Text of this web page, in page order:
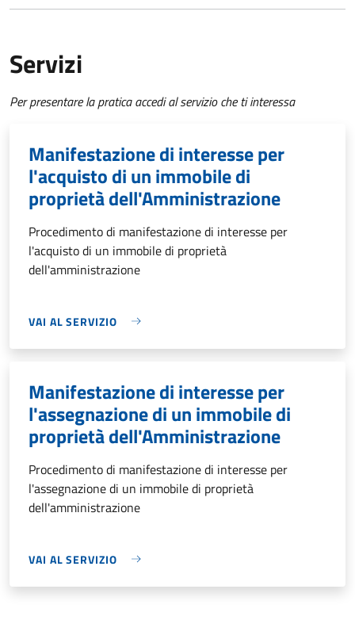
Servizi
Per presentare la pratica accedi al servizio che ti interessa
Manifestazione di interesse per
l'acquisto di un immobile di
proprietà dell'Amministrazione
Procedimento di manifestazione di interesse per
l'acquisto di un immobile di proprietà
dell'amministrazione
VAI AL SERVIZIO
Manifestazione di interesse per
l'assegnazione di un immobile di
proprietà dell'Amministrazione
Procedimento di manifestazione di interesse per
l'assegnazione di un immobile di proprietà
dell'amministrazione
VAI AL SERVIZIO